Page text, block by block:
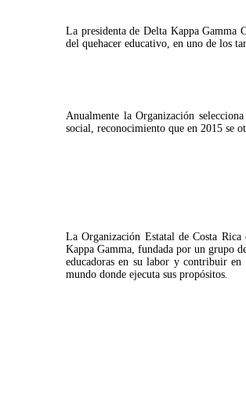
La presidenta de Delta Kappa Gamma
del quehacer educativo, en uno de los
Anualmente la Organización
social, reconocimiento que en 2015 se
La Organización Estatal de Costa
Kappa Gamma, fundada por un grupo
educadoras en su labor y contribuir
mundo donde ejecuta sus propósitos.